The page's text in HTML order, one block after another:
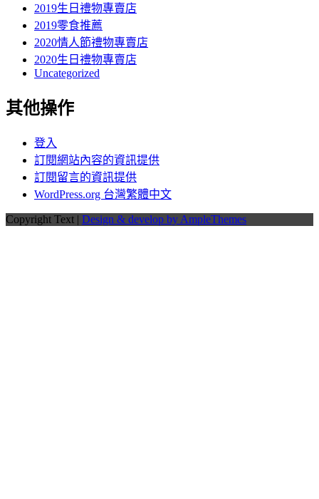
2019生日禮物專賣店
2019零食推薦
2020情人節禮物專賣店
2020生日禮物專賣店
Uncategorized
其他操作
登入
訂閱網站內容的資訊提供
訂閱留言的資訊提供
WordPress.org 台灣繁體中文
Copyright Text | Design & develop by AmpleThemes